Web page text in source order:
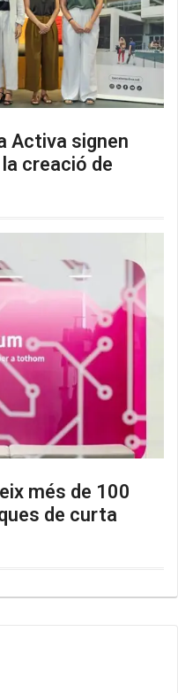
Activa signen
creació de
més de 100
de curta